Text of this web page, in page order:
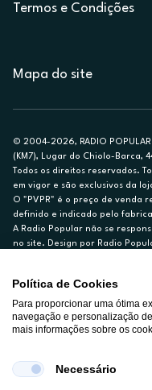
Termos e Condições
Mapa do site
© 2004-2026, RADIO
(KM7), Lugar do Chiolo-Barca,
Todos os direitos reservados.
em vigor e são exclusivos da
O "PVPR" é o preço de venda
definido e indicado pelo
A Radio Popular não se
no site. Design por Radio
Ex. para limite de crédito de
14,79%.
Crédito sujeito a aprovação
Finance, S.A., Sucursal em
A Rádio Popular –
intermediário de crédito a título
Política de Cookies
Para proporcionar uma ótima
navegação e personalização
mais informações sobre os
Necessário